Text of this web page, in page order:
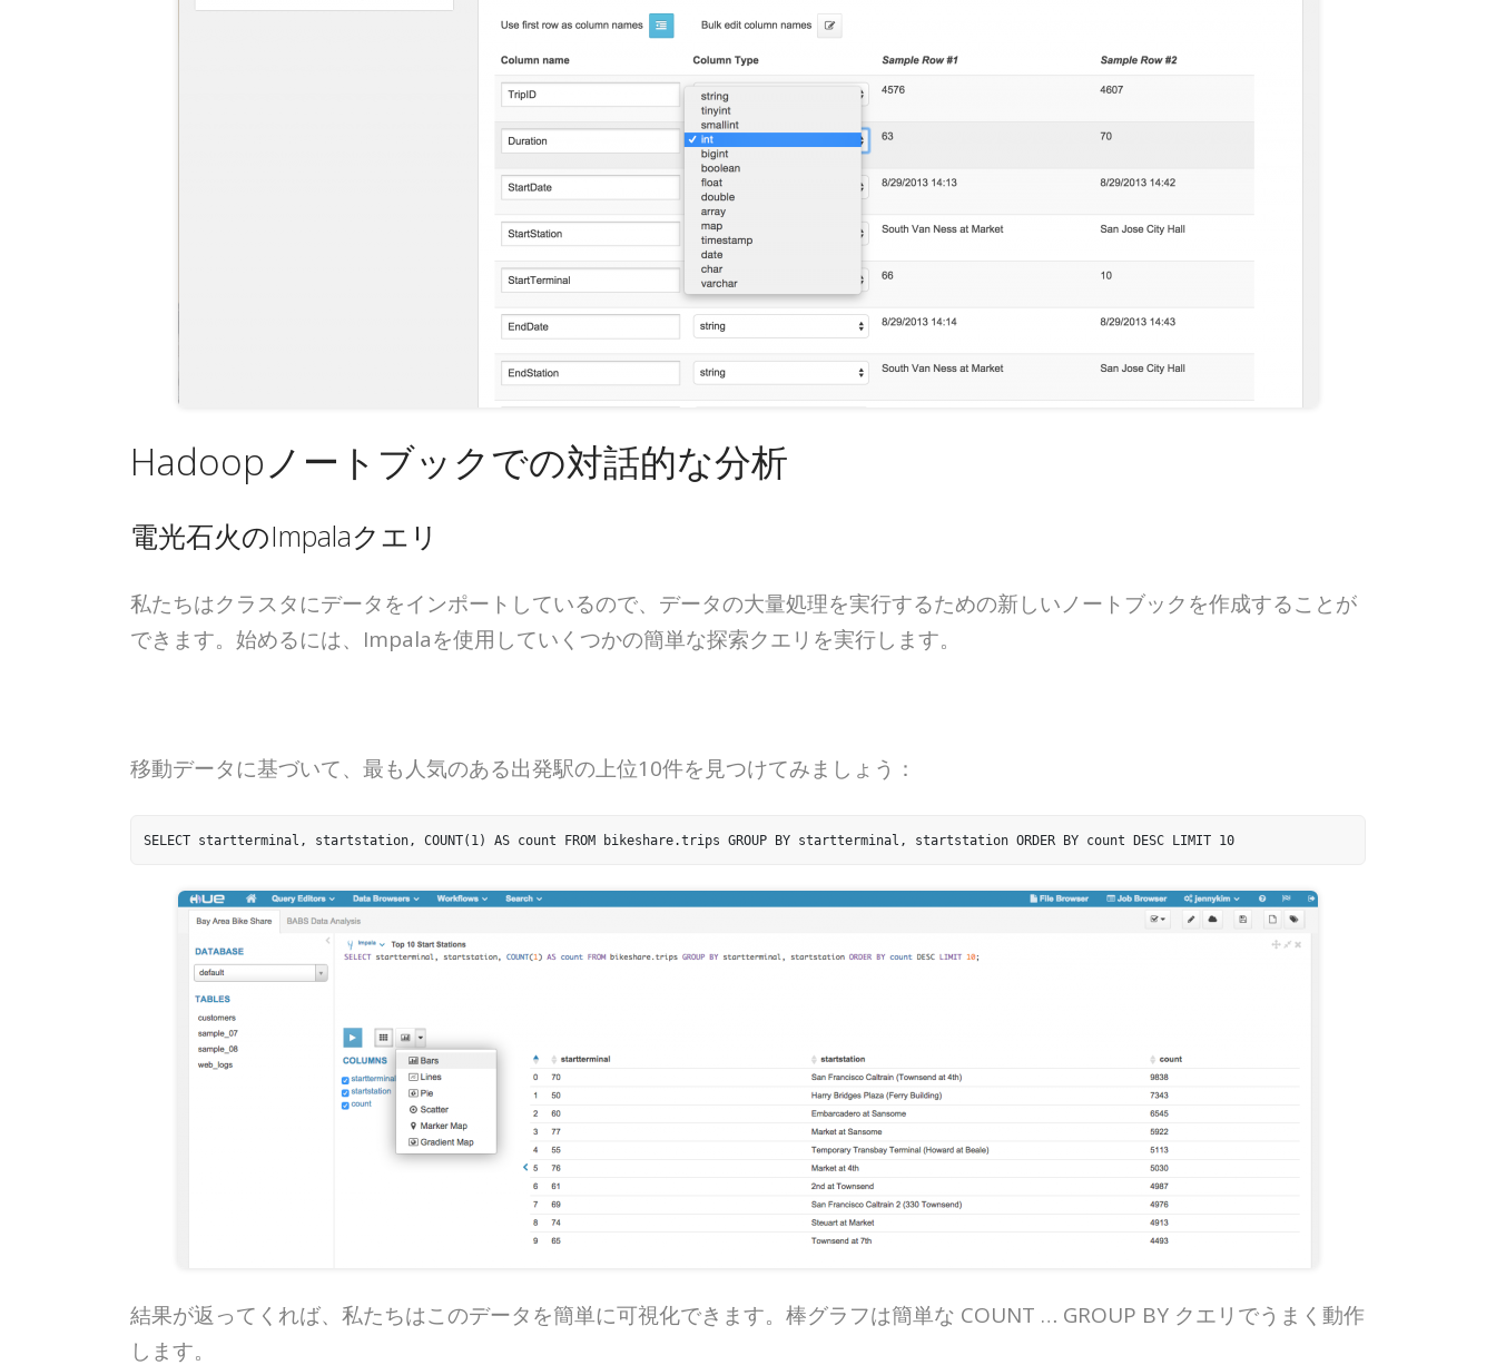
Hadoopノートブックでの対話的な分析
電光石火のImpalaクエリ
私たちはクラスタにデータをインポートしているので、データの大量処理を実行するための新しいノートブックを作成することが
できます。始めるには、Impalaを使用していくつかの簡単な探索クエリを実行します。
移動データに基づいて、最も人気のある出発駅の上位10件を見つけてみましょう：
SELECT startterminal, startstation, COUNT(1) AS count FROM bikeshare.trips GROUP BY startterminal, startstation ORDER BY count DESC LIMIT 10
結果が返ってくれば、私たちはこのデータを簡単に可視化できます。棒グラフは簡単な COUNT … GROUP BY クエリでうまく動作
します。